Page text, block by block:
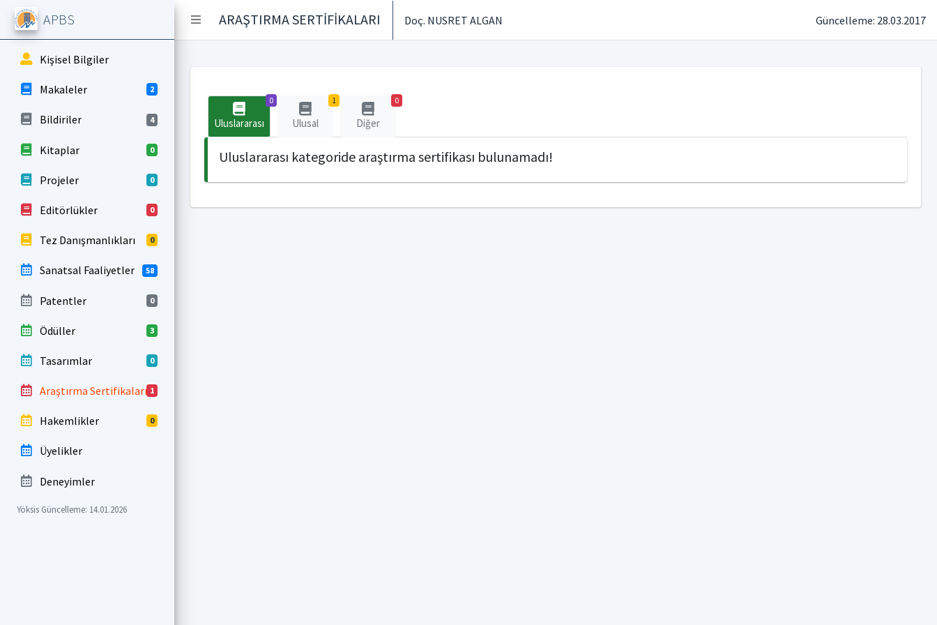
ARAŞTIRMA SERTİFİKALARI Doç. NUSRET ALGAN Güncelleme: 28.03.2017
APBS
Kişisel Bilgiler
Makaleler 2
Bildiriler 4
Kitaplar 0
Projeler 0
Editörlükler 0
Tez Danışmanlıkları 0
Sanatsal Faaliyetler 58
Patentler 0
Ödüller 3
Tasarımlar 0
Araştırma Sertifikaları 1
Hakemlikler 0
Üyelikler
Deneyimler
Yöksis Güncelleme: 14.01.2026
0
Uluslararası
1
Ulusal
0
Diğer
Uluslararası kategoride araştırma sertifikası bulunamadı!